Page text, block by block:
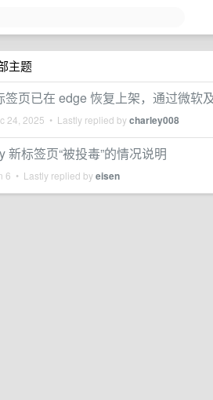
主题
页已在 edge 恢复上架，通过微软
24, 2025 • Lastly replied bycharley008
新标签页“被投毒”的情况说明
6 • Lastly replied byeisen